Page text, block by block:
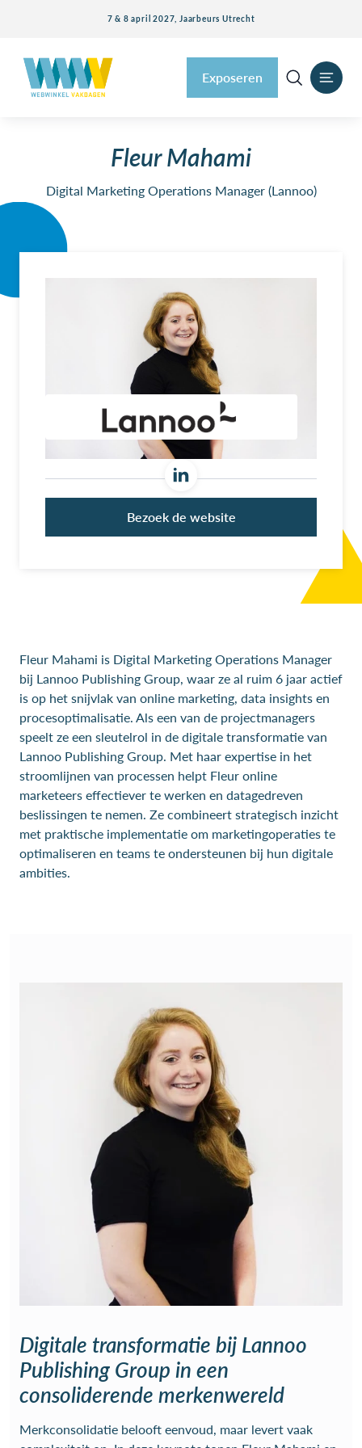
7 & 8 april 2027, Jaarbeurs Utrecht
Exposeren
Fleur Mahami
Digital Marketing Operations Manager (Lannoo)
Bezoek de website
Fleur Mahami is Digital Marketing Operations Manager
bij Lannoo Publishing Group, waar ze al ruim 6 jaar actief
is op het snijvlak van online marketing, data insights en
procesoptimalisatie. Als een van de projectmanagers
speelt ze een sleutelrol in de digitale transformatie van
Lannoo Publishing Group. Met haar expertise in het
stroomlijnen van processen helpt Fleur online
marketeers effectiever te werken en datagedreven
beslissingen te nemen. Ze combineert strategisch inzicht
met praktische implementatie om marketingoperaties te
optimaliseren en teams te ondersteunen bij hun digitale
ambities.
Digitale transformatie bij Lannoo
Publishing Group in een
consoliderende merkenwereld
Merkconsolidatie belooft eenvoud, maar levert vaak